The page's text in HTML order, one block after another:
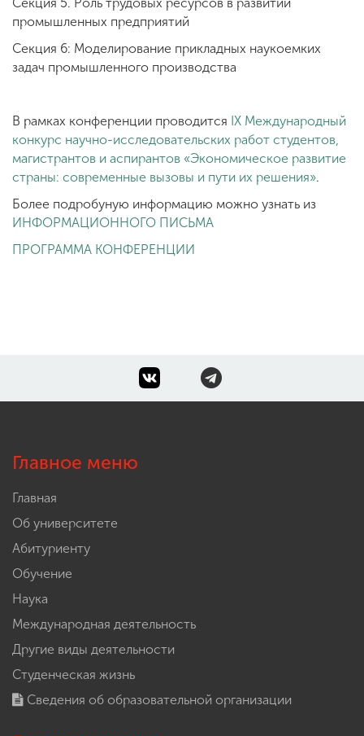
промышленных предприятий
Секция 6: Моделирование прикладных наукоемких
задач промышленного производства
В рамках конференции проводится IX Международный
конкурс научно-исследовательских работ студентов,
магистрантов и аспирантов «Экономическое развитие
страны: современные вызовы и пути их решения».
Более подробуную информацию можно узнать из
ИНФОРМАЦИОННОГО ПИСЬМА
ПРОГРАММА КОНФЕРЕНЦИИ
Главное меню
Главная
Об университете
Абитуриенту
Обучение
Наука
Международная деятельность
Другие виды деятельности
Студенческая жизнь
Сведения об образовательной организации